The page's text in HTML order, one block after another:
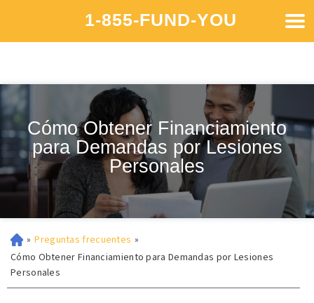
1-855-FUND-YOU
Cómo Obtener Financiamiento
para Demandas por Lesiones
Personales
» Preguntas frecuentes »
Cómo Obtener Financiamiento para Demandas por Lesiones
Personales